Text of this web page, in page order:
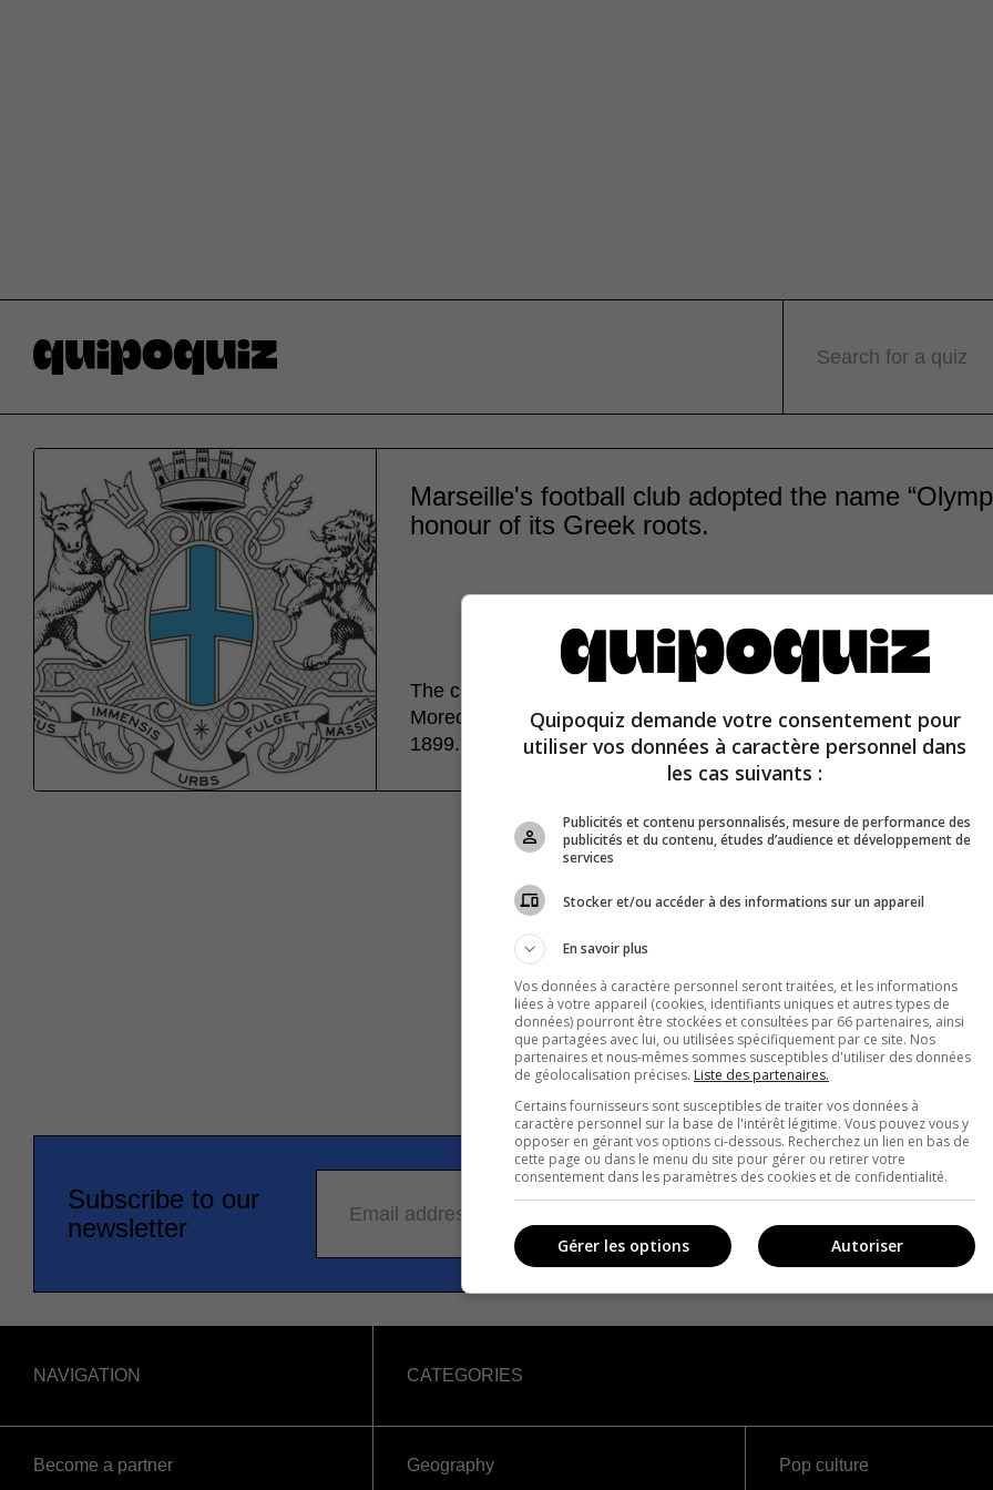
Search for a quiz
Marseille's football club adopted the name
honour of its Greek roots.
The city of Marseille was founded by the Phocaeans around 600
Moreover, the club encompassed several Olympic sports at its
1899.
Subscribe to our
newsletter
Email address
NAVIGATION
Become a partner
CATEGORIES
Geography
Pop culture
Quipoquiz demande votre consentement pour
utiliser vos données à caractère personnel dans
les cas suivants :
Publicités et contenu personnalisés, mesure de performance des
publicités et du contenu, études d’audience et développement de
services
Stocker et/ou accéder à des informations sur un appareil
En savoir plus
Vos données à caractère personnel seront traitées, et les informations
liées à votre appareil (cookies, identifiants uniques et autres types de
données) pourront être stockées et consultées par 66 partenaires, ainsi
que partagées avec lui, ou utilisées spécifiquement par ce site. Nos
partenaires et nous-mêmes sommes susceptibles d'utiliser des données
de géolocalisation précises. Liste des partenaires.
Certains fournisseurs sont susceptibles de traiter vos données à
caractère personnel sur la base de l'intérêt légitime. Vous pouvez vous y
opposer en gérant vos options ci-dessous. Recherchez un lien en bas de
cette page ou dans le menu du site pour gérer ou retirer votre
consentement dans les paramètres des cookies et de confidentialité.
Autoriser
Gérer les options